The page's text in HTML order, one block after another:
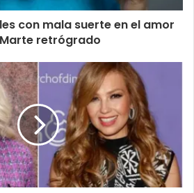
con mala suerte en el amor
retrógrado